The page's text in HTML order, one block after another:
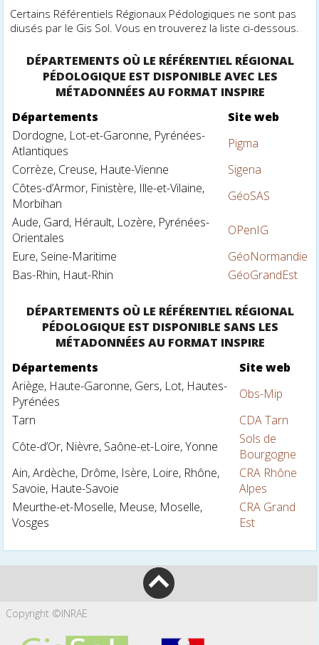
Certains Référentiels Régionaux Pédologiques ne sont pas
diffusés par le Gis Sol. Vous en trouverez la liste ci-dessous.
DÉPARTEMENTS OÙ LE RÉFÉRENTIEL RÉGIONAL
PÉDOLOGIQUE EST DISPONIBLE AVEC LES
MÉTADONNÉES AU FORMAT INSPIRE
Départements
Site web
Dordogne, Lot-et-Garonne, Pyrénées-
Atlantiques
Pigma
Corrèze, Creuse, Haute-Vienne
Sigena
Côtes-d’Armor, Finistère, Ille-et-Vilaine,
Morbihan
GéoSAS
Aude, Gard, Hérault, Lozère, Pyrénées-
Orientales
OPenIG
Eure, Seine-Maritime
GéoNormandie
Bas-Rhin, Haut-Rhin
GéoGrandEst
DÉPARTEMENTS OÙ LE RÉFÉRENTIEL RÉGIONAL
PÉDOLOGIQUE EST DISPONIBLE SANS LES
MÉTADONNÉES AU FORMAT INSPIRE
Départements
Site web
Ariège, Haute-Garonne, Gers, Lot, Hautes-
Pyrénées
Obs-Mip
Tarn
CDA Tarn
Côte-d’Or, Nièvre, Saône-et-Loire, Yonne
Sols de
Bourgogne
Ain, Ardèche, Drôme, Isère, Loire, Rhône,
Savoie, Haute-Savoie
CRA Rhône
Alpes
Meurthe-et-Moselle, Meuse, Moselle,
Vosges
CRA Grand
Est
Copyright ©INRAE